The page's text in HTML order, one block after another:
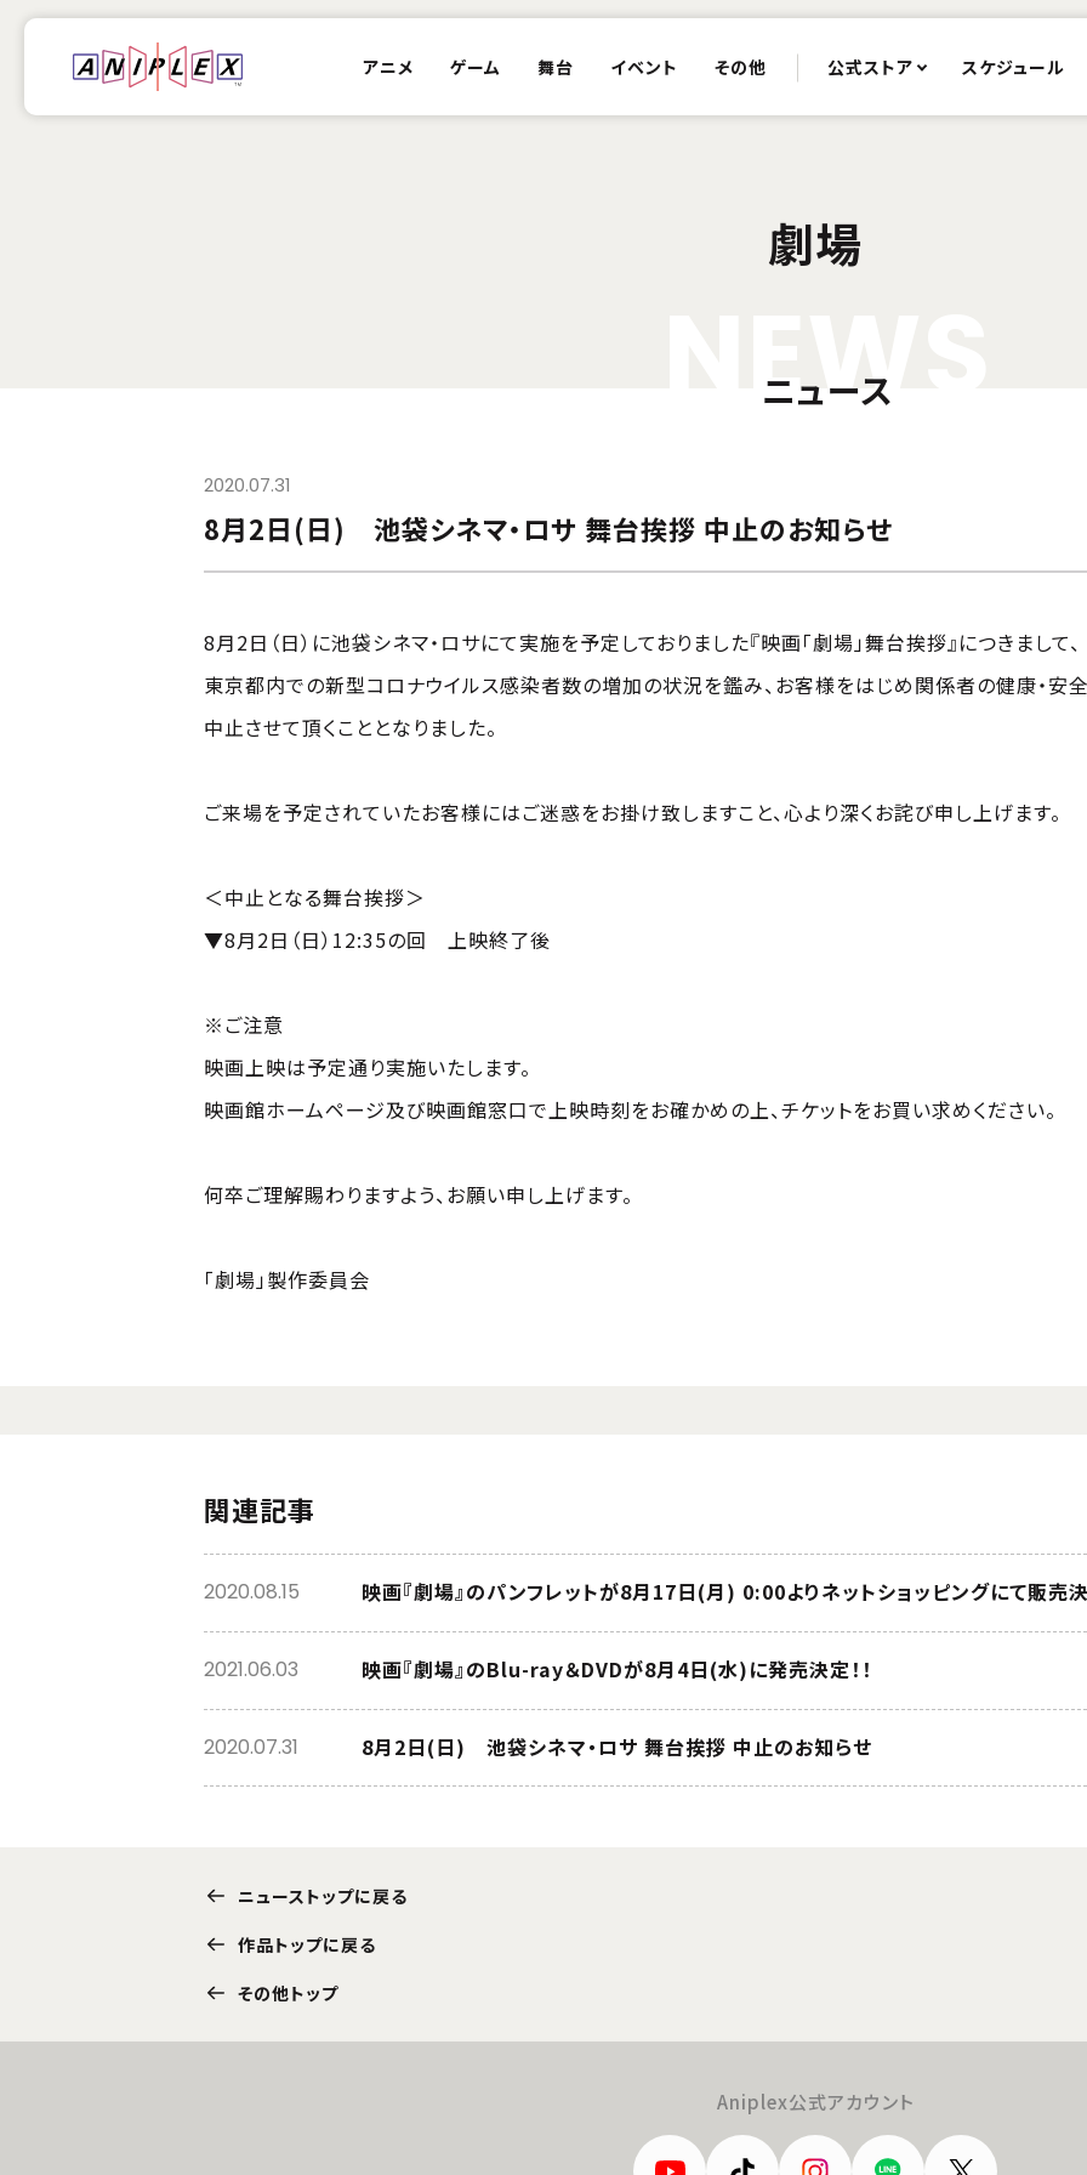
アニメ ゲーム 舞台 イベント その他 公式ストア スケジュール
劇場
EW
ニュース
2020.07.31
8月2日(日) 池袋シネマ・ロサ 舞台挨拶 中止のお知らせ
8月2日（日）に池袋シネマ・ロサにて実施を予定しておりました『映画「劇場」舞台挨拶』につきまして、
東京都内での新型コロナウイルス感染者数の増加の状況を鑑み、お客様をはじめ関係者の健康・安
中止させて頂くこととなりました。
ご来場を予定されていたお客様にはご迷惑をお掛け致しますこと、心より深くお詫び申し上げます。
＜中止となる舞台挨拶＞
▼8月2日（日）12:35の回 上映終了後
※ご注意
映画上映は予定通り実施いたします。
映画館ホームページ及び映画館窓口で上映時刻をお確かめの上、チケットをお買い求めください。
何卒ご理解賜わりますよう、お願い申し上げます。
「劇場」製作委員会
関連記事
映画『劇場』のパンフレットが8月17日(月) 0:00よりネットショッピングにて販売決
2020.08.15
映画『劇場』のBlu-ray＆DVDが8月4日(水)に発売決定！！
2021.06.03
8月2日(日) 池袋シネマ・ロサ 舞台挨拶 中止のお知らせ
2020.07.31
ニューストップに戻る
作品トップに戻る
その他トップ
Aniplex公式アカウント